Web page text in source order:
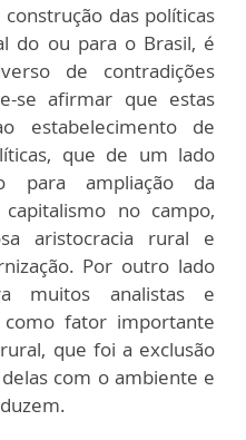
das políticas
do ou para o Brasil, é
de contradições
se afirmar que estas
estabelecimento de
que de um lado
para ampliação da
no campo,
aristocracia rural e
Por outro lado
muitos analistas e
fator importante
que foi a exclusão
com o ambiente e